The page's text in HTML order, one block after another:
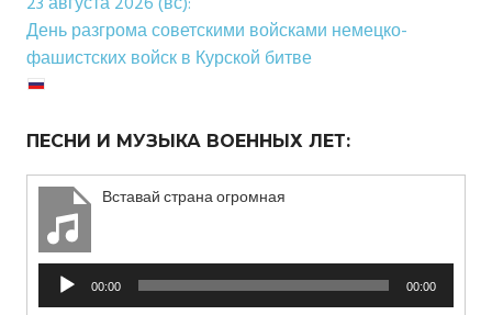
День разгрома советскими войсками немецко-
фашистских войск в Курской битве
ПЕСНИ И МУЗЫКА ВОЕННЫХ ЛЕТ:
Вставай страна огромная
Аудиоплеер
00:00 00:00